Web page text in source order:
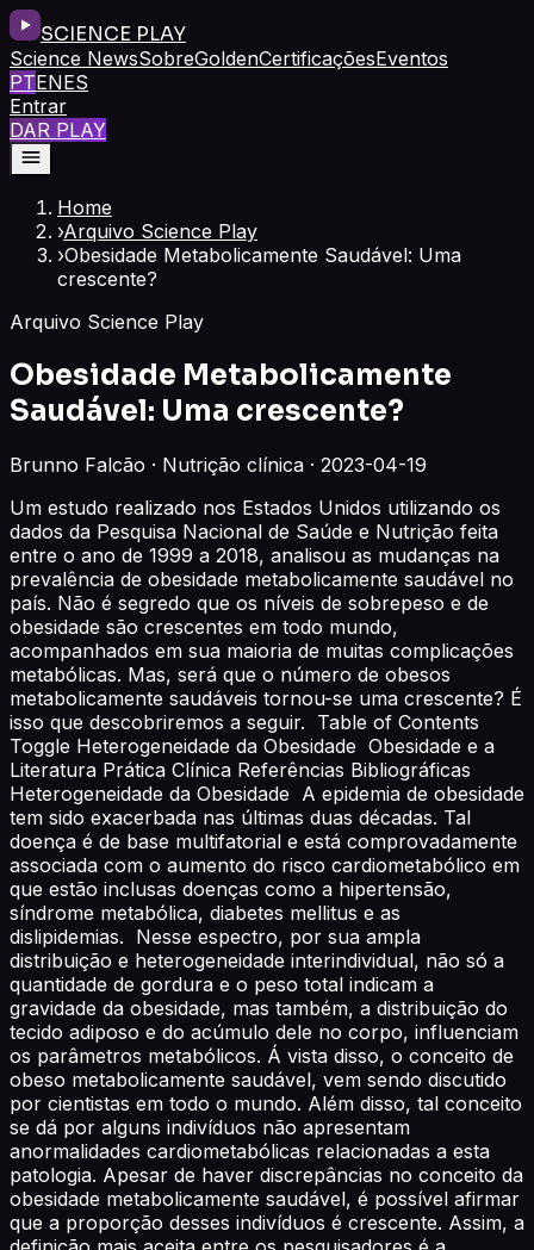
SCIENCE PLAY
Science NewsSobreGoldenCertificaçõesEventos
PTENES
Entrar
DAR PLAY
Home
›Arquivo Science Play
›Obesidade Metabolicamente Saudável: Uma
crescente?
Arquivo Science Play
Obesidade Metabolicamente
Saudável: Uma crescente?
Brunno Falcão · Nutrição clínica · 2023-04-19
Um estudo realizado nos Estados Unidos utilizando os
dados da Pesquisa Nacional de Saúde e Nutrição feita
entre o ano de 1999 a 2018, analisou as mudanças na
prevalência de obesidade metabolicamente saudável no
país. Não é segredo que os níveis de sobrepeso e de
obesidade são crescentes em todo mundo,
acompanhados em sua maioria de muitas complicações
metabólicas. Mas, será que o número de obesos
metabolicamente saudáveis tornou-se uma crescente? É
isso que descobriremos a seguir. Table of Contents
Toggle Heterogeneidade da Obesidade Obesidade e a
Literatura Prática Clínica Referências Bibliográficas
Heterogeneidade da Obesidade A epidemia de obesidade
tem sido exacerbada nas últimas duas décadas. Tal
doença é de base multifatorial e está comprovadamente
associada com o aumento do risco cardiometabólico em
que estão inclusas doenças como a hipertensão,
síndrome metabólica, diabetes mellitus e as
dislipidemias. Nesse espectro, por sua ampla
distribuição e heterogeneidade interindividual, não só a
quantidade de gordura e o peso total indicam a
gravidade da obesidade, mas também, a distribuição do
tecido adiposo e do acúmulo dele no corpo, influenciam
os parâmetros metabólicos. Á vista disso, o conceito de
obeso metabolicamente saudável, vem sendo discutido
por cientistas em todo o mundo. Além disso, tal conceito
se dá por alguns indivíduos não apresentam
anormalidades cardiometabólicas relacionadas a esta
patologia. Apesar de haver discrepâncias no conceito da
obesidade metabolicamente saudável, é possível afirmar
que a proporção desses indivíduos é crescente. Assim, a